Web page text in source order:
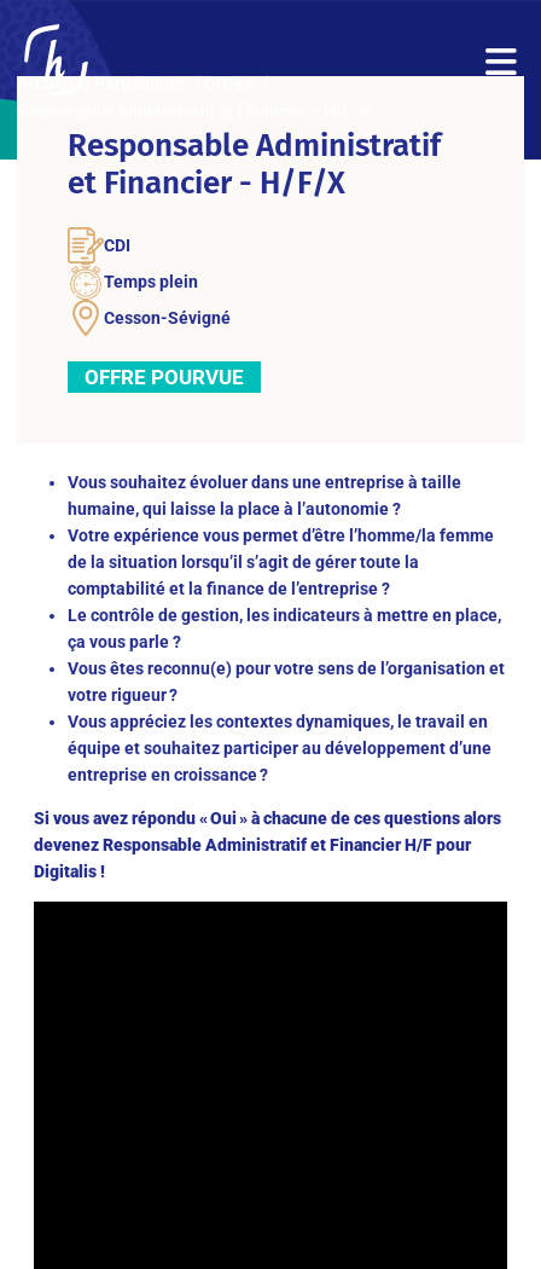
Responsable Administratif
et Financier - H/F/X
CDI
Temps plein
Cesson-Sévigné
OFFRE POURVUE
Vous souhaitez évoluer dans une entreprise à taille
humaine, qui laisse la place à l’autonomie ?
Votre expérience vous permet d’être l’homme/la femme
de la situation lorsqu’il s’agit de gérer toute la
comptabilité et la finance de l’entreprise ?
Le contrôle de gestion, les indicateurs à mettre en place,
ça vous parle ?
Vous êtes reconnu(e) pour votre sens de l’organisation et
votre rigueur ?
Vous appréciez les contextes dynamiques, le travail en
équipe et souhaitez participer au développement d’une
entreprise en croissance ?
Si vous avez répondu « Oui » à chacune de ces questions alors
devenez Responsable Administratif et Financier H/F pour
Digitalis !